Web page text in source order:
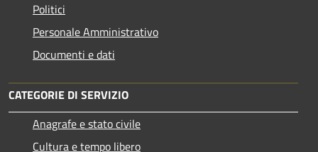
Politici
Personale Amministrativo
Documenti e dati
CATEGORIE DI SERVIZIO
Anagrafe e stato civile
Cultura e tempo libero